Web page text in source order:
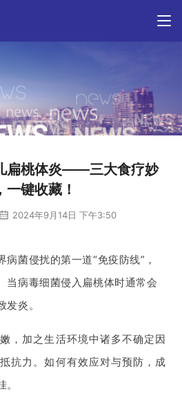
扁桃体炎——三大食疗妙
一键收藏！
2024年9月14日 下午3:50
菌侵扰的第一道“免疫防线”，
当病毒细菌侵入扁桃体时通常会
炎。
，加之生活环境中诸多不确定因
抗力。如何有效应对与预防，成